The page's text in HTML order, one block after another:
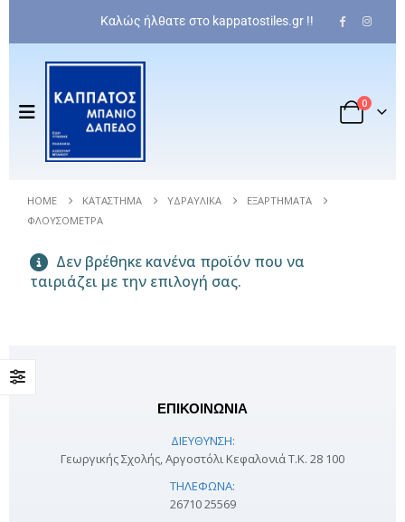
Καλώς ήλθατε στο kappatostiles.gr !!
0
HOME ΚΑΤΆΣΤΗΜΑ ΥΔΡΑΥΛΙΚΆ
ΕΞΑΡΤΉΜΑΤΑ
ΦΛΟΥΣΌΜΕΤΡΑ
Δεν βρέθηκε κανένα προϊόν που να
ταιριάζει με την επιλογή σας.
out of 5
36,00€
Olympia Bea Rimless
0out of 5
369,00 €
0 out of 5
ΕΠΙΚΟΙΝΩΝΙΑ
ΔΙΕΎΘΥΝΣΗ:
Γεωργικής Σχολής, Αργοστόλι Κεφαλονιά Τ.Κ. 28 100
ΤΗΛΈΦΩΝΑ:
26710 25569